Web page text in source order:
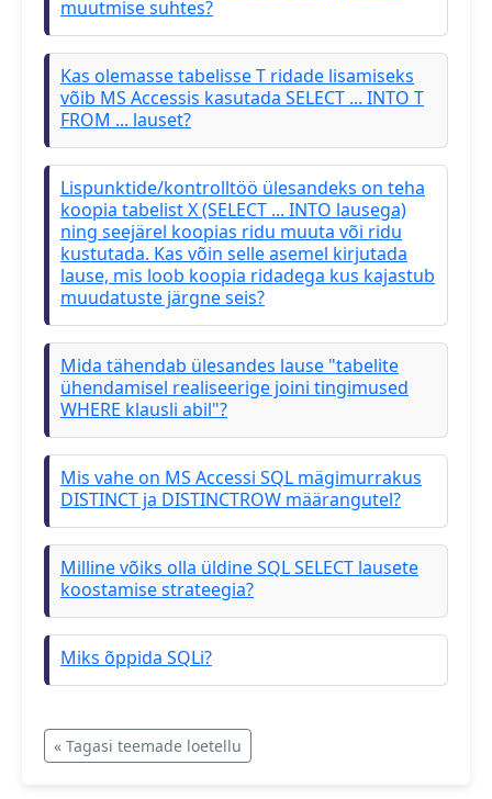
muutmise suhtes?
Kas olemasse tabelisse T ridade lisamiseks
võib MS Accessis kasutada SELECT ... INTO T
FROM ... lauset?
Lispunktide/kontrolltöö ülesandeks on teha
koopia tabelist X (SELECT ... INTO lausega)
ning seejärel koopias ridu muuta või ridu
kustutada. Kas võin selle asemel kirjutada
lause, mis loob koopia ridadega kus kajastub
muudatuste järgne seis?
Mida tähendab ülesandes lause "tabelite
ühendamisel realiseerige joini tingimused
WHERE klausli abil"?
Mis vahe on MS Accessi SQL mägimurrakus
DISTINCT ja DISTINCTROW määrangutel?
Milline võiks olla üldine SQL SELECT lausete
koostamise strateegia?
Miks õppida SQLi?
« Tagasi teemade loetellu